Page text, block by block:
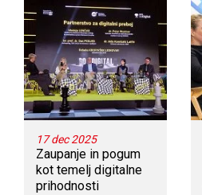
17 dec 2025
Zaupanje in pogum
kot temelj digitalne
prihodnosti